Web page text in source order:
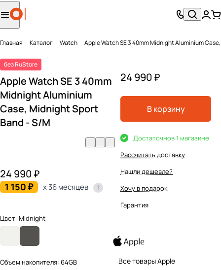
Главная Каталог Watch Apple Watch SE 3 40mm Midnight Aluminium
без RuStore
Apple Watch SE 3 40mm
Midnight Aluminium
Case, Midnight Sport
Band - S/M
24 990 ₽
1 150 ₽ x 36 месяцев
Цвет: Midnight
Объем накопителя: 64GB
24 990 ₽
В корзину
Достаточнов 1 магазине
Рассчитать доставку
Нашли дешевле?
Хочу в подарок
Гарантия
Все товары Apple